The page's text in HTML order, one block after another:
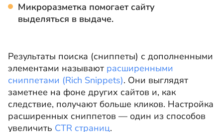
Микроразметка помогает сайту
выделяться в выдаче.
Результаты поиска (сниппеты) с дополненными
элементами называют расширенными
сниппетами (Rich Snippets). Они выглядят
заметнее на фоне других сайтов и, как
следствие, получают больше кликов. Настройка
расширенных сниппетов — один из способов
увеличить CTR страниц.